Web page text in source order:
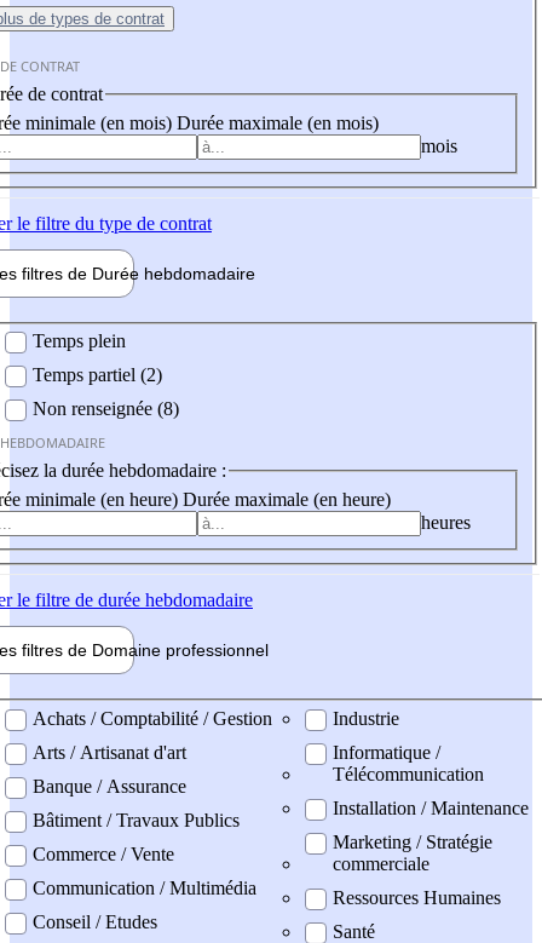
de types de contrat
CONTRAT
de contrat
minimale (en mois) Durée maximale (en mois)
mois
le filtre du type de contrat
filtres de Durée hebdomadaire
Temps plein
Temps partiel (2)
Non renseignée (8)
la durée hebdomadaire :
minimale (en heure) Durée maximale (en heure)
heures
le filtre de durée hebdomadaire
filtres de Domaine professionnel
professionel
Achats / Comptabilité / Gestion
Arts / Artisanat d'art
Banque / Assurance
Bâtiment / Travaux Publics
Commerce / Vente
Communication / Multimédia
Conseil / Etudes
Industrie
Informatique /
Télécommunication
Installation / Maintenance
Marketing / Stratégie
commerciale
Ressources Humaines
Santé